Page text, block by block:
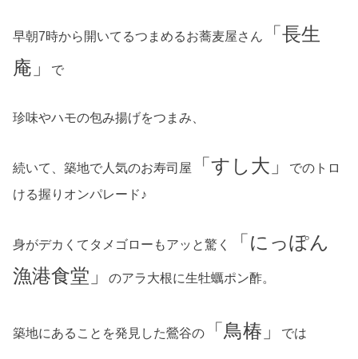
早朝7時から開いてるつまめるお蕎麦屋さん
「長生
庵」
で
珍味やハモの包み揚げをつまみ、
続いて、築地で人気のお寿司屋 「すし大」
でのトロ
ける握りオンパレード♪
身がデカくてタメゴローもアッと驚く
「にっぽん
漁港食堂」のアラ大根に生牡蠣ポン酢。
築地にあることを発見した鶯谷の 「鳥椿」 では